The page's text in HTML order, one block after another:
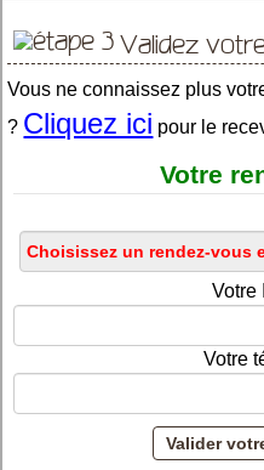
Validez
Vous ne connaissez plus
? Cliquez ici pour le
Votre
Votre
Votre